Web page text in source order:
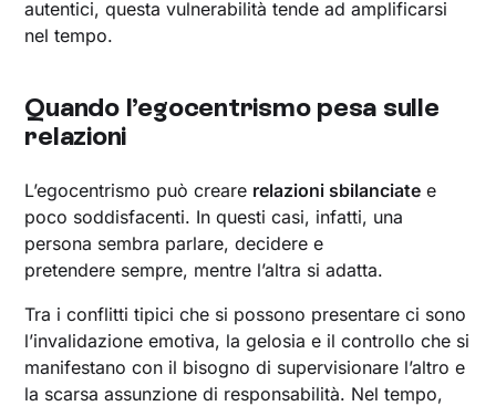
autentici, questa vulnerabilità tende ad amplificarsi
nel tempo.
Quando l’egocentrismo pesa sulle
relazioni
L’egocentrismo può creare relazioni sbilanciate e
poco soddisfacenti. In questi casi, infatti, una
persona sembra parlare, decidere e
pretendere sempre, mentre l’altra si adatta.
Tra i conflitti tipici che si possono presentare ci sono
l’invalidazione emotiva, la gelosia e il controllo che si
manifestano con il bisogno di supervisionare l’altro e
la scarsa assunzione di responsabilità. Nel tempo,